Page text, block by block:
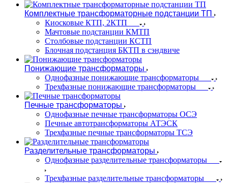
Комплектные трансформаторные подстанции ТП
Киосковые КТП, 2КТП
Мачтовые подстанции КМТП
Столбовые подстанции КСТП
Блочная подстанция БКТП в сэндвиче
Понижающие трансформаторы
Однофазные понижающие трансформаторы
Трехфазные понижающие трансформаторы
Печные трансформаторы
Однофазные печные трансформаторы ОСЭ
Печные автотрансформаторы АТЭСК
Трехфазные печные трансформаторы ТСЭ
Разделительные трансформаторы
Однофазные разделительные трансформаторы
Трехфазные разделительные трансформаторы